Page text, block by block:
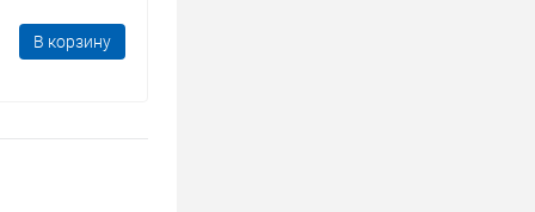
В корзину